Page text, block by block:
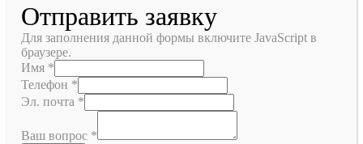
Отправить заявку
Для заполнения данной формы включите JavaScript в
браузере.
Имя *
Телефон *
Эл. почта *
Ваш вопрос *